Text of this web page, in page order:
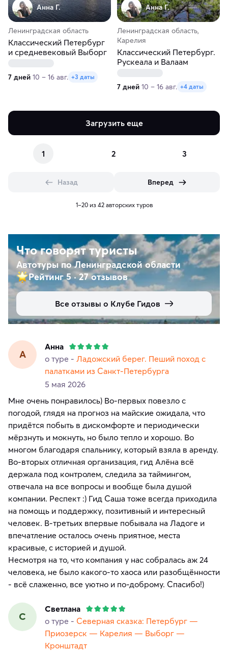
Анна Г.
Ленинградская область
Классический Петербург
и средневековый Выборг
7 дней 10 – 16 авг. +3 даты
Анна Г.
Ленинградская область,
Карелия
Классический Петербург.
Рускеала и Валаам
7 дней 10 – 16 авг. +4 даты
Загрузить еще
1 2 3
Назад Вперед
1–20 из 42 авторских туров
Что говорят туристы
Автотуры по Ленинградской области
Рейтинг 5·27 отзывов
Все отзывы о Клубе Гидов
А
Анна
о туре - Ладожский берег. Пеший поход с
палатками из Санкт-Петербурга
5 мая 2026
Мне очень понравилось) Во-первых повезло с
погодой, глядя на прогноз на майские ожидала, что
придётся побыть в дискомфорте и периодически
мёрзнуть и мокнуть, но было тепло и хорошо. Во
многом благодаря спальнику, который взяла в аренду.
Во-вторых отличная организация, гид Алёна всё
держала под контролем, следила за таймингом,
отвечала на все вопросы и вообще была душой
компании. Респект :) Гид Саша тоже всегда приходила
на помощь и поддержку, позитивный и интересный
человек. В-третьих впервые побывала на Ладоге и
впечатление осталось очень приятное, места
красивые, с историей и душой.
Несмотря на то, что компания у нас собралась аж 24
человека, не было какого-то хаоса или разобщённости
- всё слаженно, все уютно и по-доброму. Спасибо!)
С
Светлана
о туре - Северная сказка: Петербург —
Приозерск — Карелия — Выборг —
Кронштадт